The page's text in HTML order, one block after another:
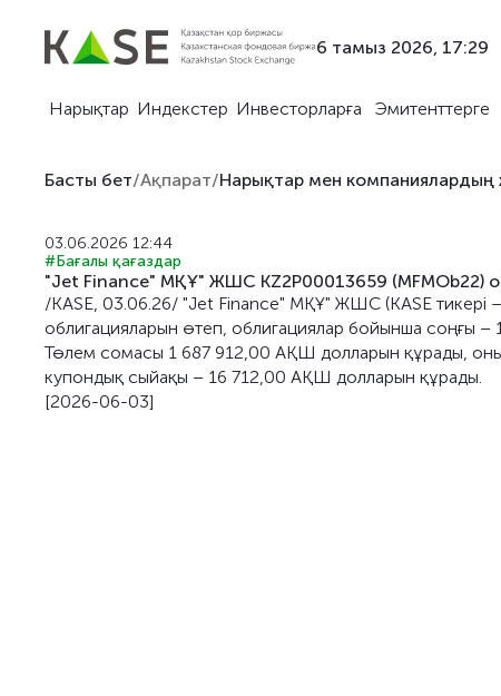
6 тамыз 2026, 17:29
Нарықтар Индекстер Инвесторларға Эмитенттерге
Басты бет/Ақпарат/Нарықтар мен
03.06.2026 12:44
#Бағалы қағаздар
"Jet Finance" МҚҰ" ЖШС KZ2P00013659 (MFMOb22)
/KASE, 03.06.26/ "Jet Finance" МҚҰ" ЖШС (KASE
облигацияларын өтеп, облигациялар бойынша соңғы –
Төлем сомасы 1 687 912,00 АҚШ долларын құрады,
купондық сыйақы – 16 712,00 АҚШ долларын құрады.
[2026-06-03]